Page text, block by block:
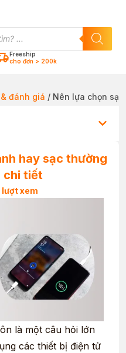
Freeship
cho đơn > 200k
đánh giá / Nên lựa chọn
hay sạc thường
chi tiết
lượt xem
là một câu hỏi lớn
các thiết bị điện tử